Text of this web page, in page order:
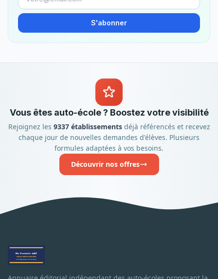
S'abonner
Vous êtes auto-école ? Boostez votre visibilité
Rejoignez les 9337 établissementsdéjà référencés et recevez
chaque jour de nouvelles demandes d'élèves. Plusieurs
formules adaptées à vos besoins.
Découvrir nos offres